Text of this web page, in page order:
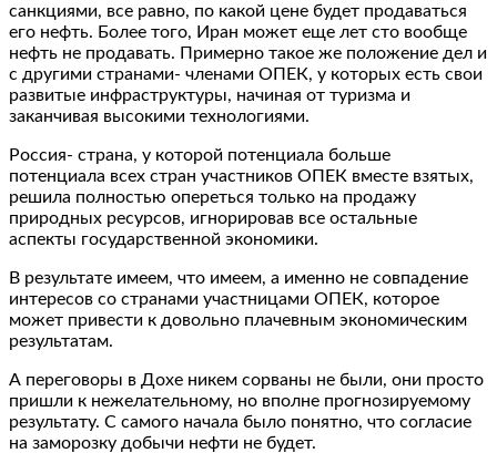
санкциями, все равно, по какой цене будет продаваться
его нефть. Более того, Иран может еще лет сто вообще
нефть не продавать. Примерно такое же положение дел и
с другими странами- членами ОПЕК, у которых есть свои
развитые инфраструктуры, начиная от туризма и
заканчивая высокими технологиями.
Россия- страна, у которой потенциала больше
потенциала всех стран участников ОПЕК вместе взятых,
решила полностью опереться только на продажу
природных ресурсов, игнорировав все остальные
аспекты государственной экономики.
В результате имеем, что имеем, а именно не совпадение
интересов со странами участницами ОПЕК, которое
может привести к довольно плачевным экономическим
результатам.
А переговоры в Дохе никем сорваны не были, они просто
пришли к нежелательному, но вполне прогнозируемому
результату. С самого начала было понятно, что согласие
на заморозку добычи нефти не будет.